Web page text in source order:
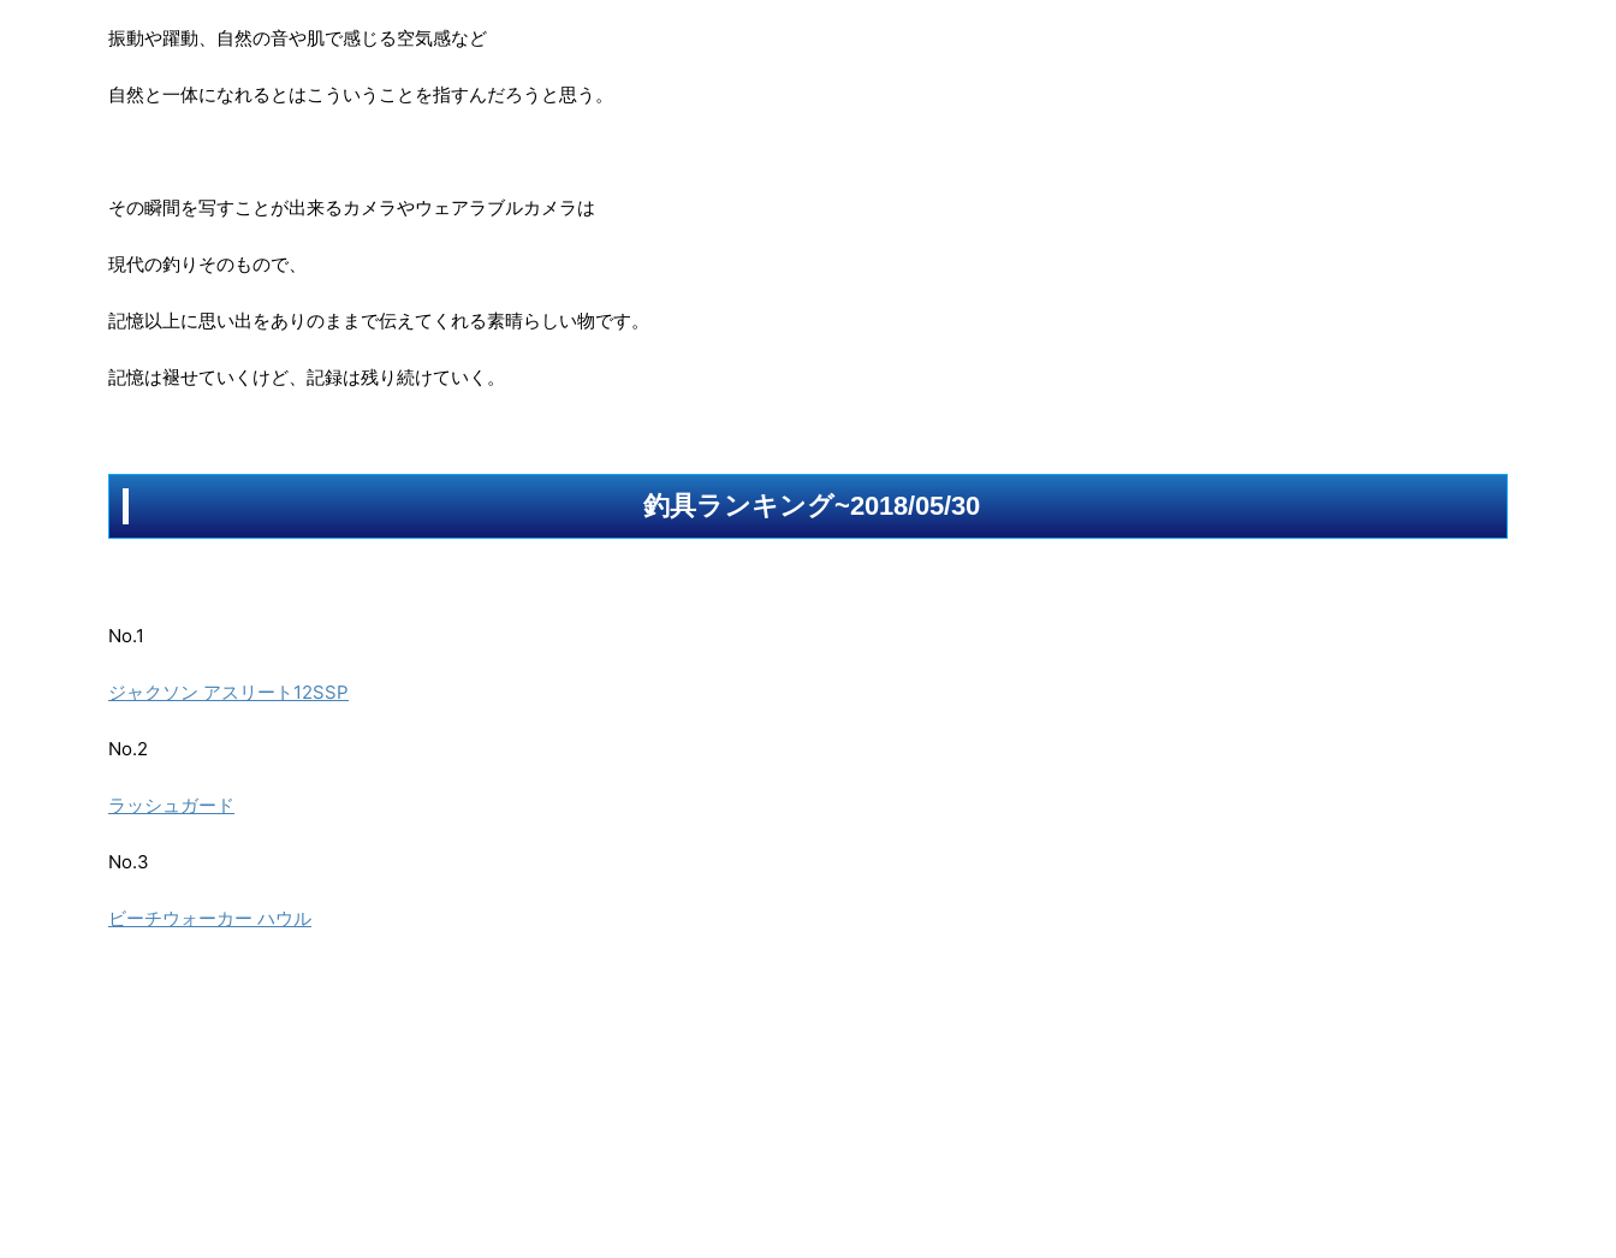
振動や躍動、自然の音や肌で感じる空気感など
自然と一体になれるとはこういうことを指すんだろうと思う。
その瞬間を写すことが出来るカメラやウェアラブルカメラは
現代の釣りそのもので、
記憶以上に思い出をありのままで伝えてくれる素晴らしい物です。
記憶は褪せていくけど、記録は残り続けていく。
釣具ランキング~2018/05/30
No.1
ジャクソン アスリート12SSP
No.2
ラッシュガード
No.3
ビーチウォーカー ハウル